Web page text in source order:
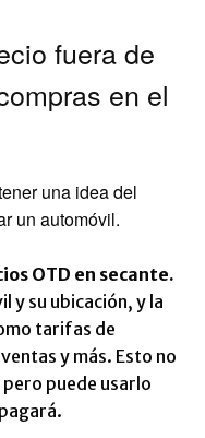
fuera de
en el
una idea del
un automóvil.
OTD en secante.
y su ubicación, y la
tarifas de
y más. Esto no
puede usarlo